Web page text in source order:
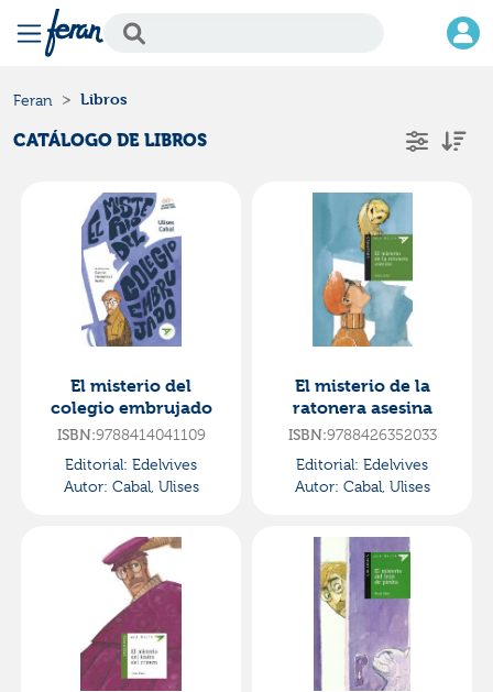
Feran Libros
CATÁLOGO DE LIBROS
El misterio del
colegio embrujado
ISBN:9788414041109
Editorial: Edelvives
Autor: Cabal, Ulises
El misterio de la
ratonera asesina
ISBN:9788426352033
Editorial: Edelvives
Autor: Cabal, Ulises